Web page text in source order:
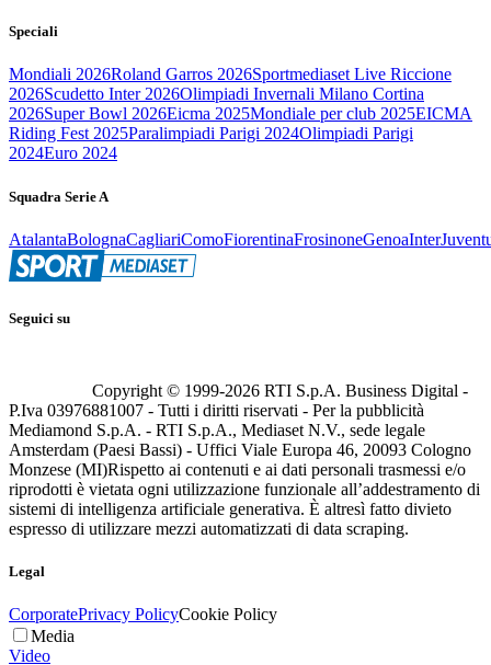
Speciali
Mondiali 2026Roland Garros 2026Sportmediaset Live Riccione
2026Scudetto Inter 2026Olimpiadi Invernali Milano Cortina
2026Super Bowl 2026Eicma 2025Mondiale per club 2025EICMA
Riding Fest 2025Paralimpiadi Parigi 2024Olimpiadi Parigi
2024Euro 2024
Squadra Serie A
AtalantaBolognaCagliariComoFiorentinaFrosinoneGenoaInter
Seguici su
Copyright © 1999-2026 RTI S.p.A. Business Digital -
P.Iva 03976881007 - Tutti i diritti riservati - Per la pubblicità
Mediamond S.p.A. - RTI S.p.A., Mediaset N.V., sede legale
Amsterdam (Paesi Bassi) - Uffici Viale Europa 46, 20093 Cologno
Monzese (MI)Rispetto ai contenuti e ai dati personali trasmessi e/o
riprodotti è vietata ogni utilizzazione funzionale all’addestramento di
sistemi di intelligenza artificiale generativa. È altresì fatto divieto
espresso di utilizzare mezzi automatizzati di data scraping.
Legal
CorporatePrivacy PolicyCookie Policy
Media
Video